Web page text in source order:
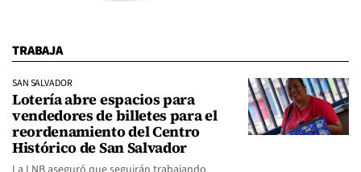
TRABAJA
SAN SALVADOR
Lotería abre espacios para
vendedores de billetes para el
reordenamiento del Centro
Histórico de San Salvador